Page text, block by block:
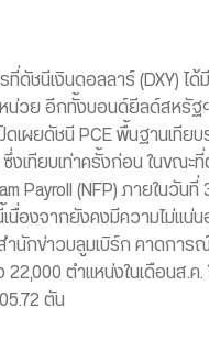
ดัชนีเงินดอลลาร์ (DXY)
วย อีกทั้งบอนด์ยีลด์สหรัฐฯ
ผยดัชนี PCE พื้นฐานเทียบ
งเทียบเท่าครั้งก่อน ในขณ
Payroll (NFP) ภายใน
นื่องจากยังคงมีความไม่แน่
ำนักข่าวบลูมเบิร์ก คาดกา
22,000 ตำแหน่งในเดือน
ตัน